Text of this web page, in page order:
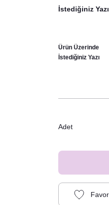
İstediğiniz Yazı
Ürün Üzerinde
İstediğiniz Yazı
Adet